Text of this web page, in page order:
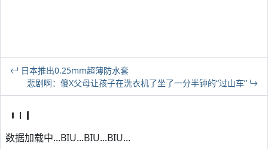
日本推出0.25mm超薄防水套
悲剧啊：傻X父母让孩子在洗衣机了坐了一分半钟的“过山车”
数据加载中...BIU...BIU...BIU...